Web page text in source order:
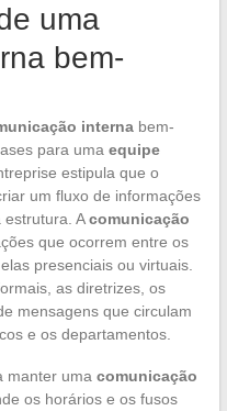
uma
bem-
internabem-
para uma equipe
estipula que o
um fluxo de informações
Acomunicação
que ocorrem entre os
presenciais ou virtuais.
as diretrizes, os
mensagens que circulam
e os departamentos.
manter uma comunicação
os horários e os fusos